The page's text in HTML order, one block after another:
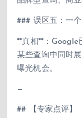
### 误区五：一
**真相**：Google
某些查询中同时
曝光机会。
—
## 【专家点评】